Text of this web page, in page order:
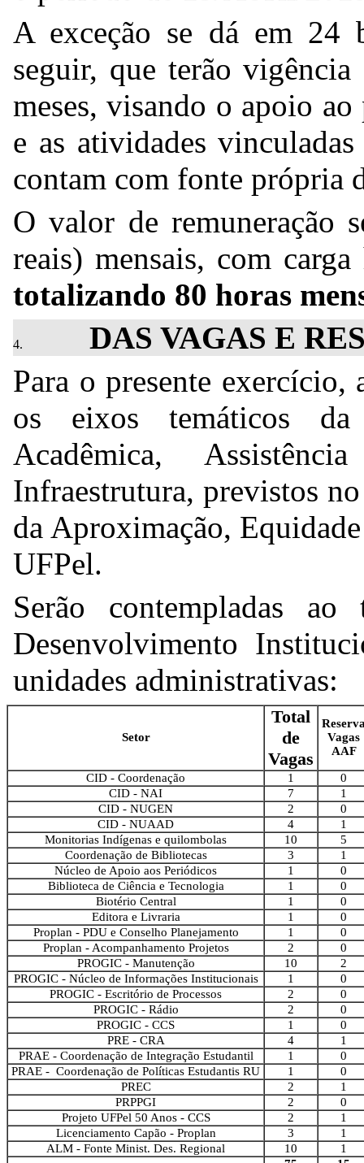
A exceção se dá em 24
seguir, que terão
meses, visando o apoio
e as atividades
contam com fonte própria
O valor de remuneração
reais) mensais, com
totalizando 80 horas
DAS VAGAS E
Para o presente exercício,
os eixos temáticos da
Acadêmica,
Infraestrutura, previstos
da Aproximação,
UFPel.
Serão contempladas
Desenvolvimento
unidades administrativas:
Setor
Total
de
Vagas
Vagas
AAF
CID - Coordenação 1
0
CID - NAI
7
1
CID - NUGEN
2
0
CID - NUAAD
4
1
Monitorias Indígenas e quilombolas
10
5
Coordenação de Bibliotecas
3
1
Núcleo de Apoio aos Periódicos
1
0
Biblioteca de Ciência e Tecnologia
1
0
Biotério Central
1
0
Editora e Livraria
1
0
Proplan - PDU e Conselho Planejamento
1
0
Proplan - Acompanhamento Projetos
2
0
PROGIC - Manutenção
10
2
PROGIC - Núcleo de Informações Institucionais
1
0
PROGIC - Escritório de Processos
2
0
PROGIC - Rádio
2
0
PROGIC - CCS
1
0
PRE - CRA
4
1
PRAE - Coordenação de Integração Estudantil
1
0
PRAE - Coordenação de Políticas Estudantis RU
1
0
PREC
2
1
PRPPGI
2
0
Projeto UFPel 50 Anos - CCS
2
1
Licenciamento Capão - Proplan
3
1
ALM - Fonte Minist. Des. Regional
10
1